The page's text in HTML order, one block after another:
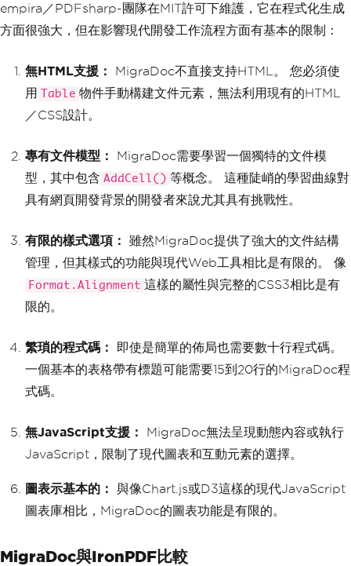
empira／PDFsharp-團隊在MIT許可下維護，它在程式化生成
方面很強大，但在影響現代開發工作流程方面有基本的限制：
無HTML支援：
MigraDoc不直接支持HTML。 您必須使
用
Table 物件手動構建文件元素，無法利用現有的HTML
／CSS設計。
專有文件模型：
MigraDoc需要學習一個獨特的文件模
型，其中包含 AddCell() 等概念。 這種陡峭的學習曲線對
具有網頁開發背景的開發者來說尤其具有挑戰性。
有限的樣式選項：
雖然MigraDoc提供了強大的文件結構
管理，但其樣式的功能與現代Web工具相比是有限的。 像
Format.Alignment 這樣的屬性與完整的CSS3相比是有
限的。
繁瑣的程式碼：
即使是簡單的佈局也需要數十行程式碼。
一個基本的表格帶有標題可能需要15到20行的MigraDoc程
式碼。
無JavaScript支援：
MigraDoc無法呈現動態內容或執行
JavaScript，限制了現代圖表和互動元素的選擇。
圖表示基本的：
與像Chart.js或D3這樣的現代JavaScript
圖表庫相比，MigraDoc的圖表功能是有限的。
MigraDoc與IronPDF比較